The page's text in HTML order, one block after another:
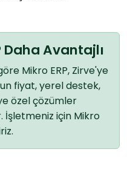
Daha Avantajlı
Mikro ERP, Zirve'ye
fiyat, yerel destek,
özel çözümler
İşletmeniz için Mikro